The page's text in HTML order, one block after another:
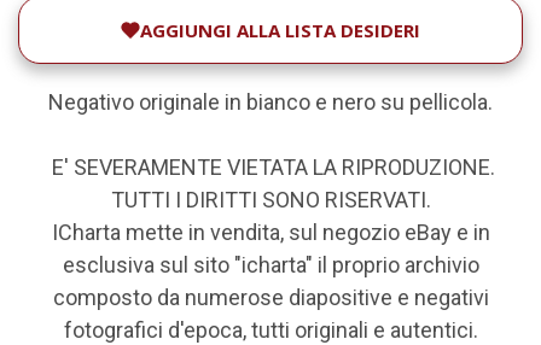
AGGIUNGI ALLA LISTA DESIDERI
Negativo originale in bianco e nero su pellicola.
E' SEVERAMENTE VIETATA LA RIPRODUZIONE.
TUTTI I DIRITTI SONO RISERVATI.
ICharta mette in vendita, sul negozio eBay e in
esclusiva sul sito "icharta" il proprio archivio
composto da numerose diapositive e negativi
fotografici d'epoca, tutti originali e autentici.